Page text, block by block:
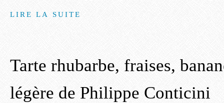
LIRE LA SUITE
Tarte rhubarbe, fraises,
légère de Philippe Conticini